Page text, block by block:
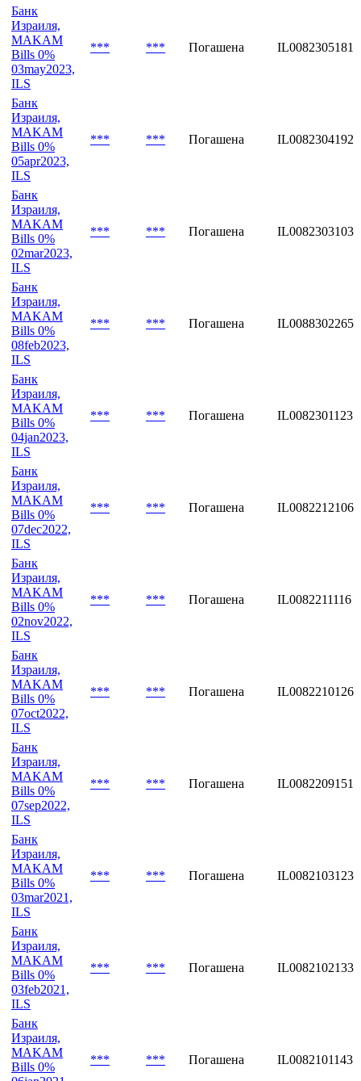
Банк
Израиля,
MAKAM
Bills 0%
03may2023,
ILS
*** *** Погашена IL0082305181
Банк
Израиля,
MAKAM
Bills 0%
05apr2023,
ILS
*** *** Погашена IL0082304192
Банк
Израиля,
MAKAM
Bills 0%
02mar2023,
ILS
*** *** Погашена IL0082303103
Банк
Израиля,
MAKAM
Bills 0%
08feb2023,
ILS
*** *** Погашена IL0088302265
Банк
Израиля,
MAKAM
Bills 0%
04jan2023,
ILS
*** *** Погашена IL0082301123
Банк
Израиля,
MAKAM
Bills 0%
07dec2022,
ILS
*** *** Погашена IL0082212106
Банк
Израиля,
MAKAM
Bills 0%
02nov2022,
ILS
*** *** Погашена IL0082211116
Банк
Израиля,
MAKAM
Bills 0%
07oct2022,
ILS
*** *** Погашена IL0082210126
Банк
Израиля,
MAKAM
Bills 0%
07sep2022,
ILS
*** *** Погашена IL0082209151
Банк
Израиля,
MAKAM
Bills 0%
03mar2021,
ILS
*** *** Погашена IL0082103123
Банк
Израиля,
MAKAM
Bills 0%
03feb2021,
ILS
*** *** Погашена IL0082102133
Банк
Израиля,
MAKAM
Bills 0%
*** *** Погашена IL0082101143